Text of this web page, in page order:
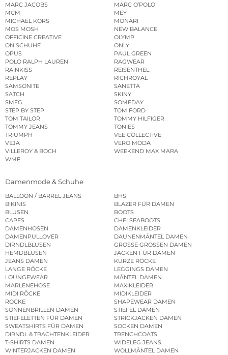
MARC JACOBS
MARC O’POLO
MCM
MEY
MICHAEL KORS
MONARI
MOS MOSH
NEW BALANCE
OFFICINE CREATIVE
OLYMP
ON SCHUHE
ONLY
OPUS
PAUL GREEN
POLO RALPH LAUREN
RAGWEAR
RAINKISS
REISENTHEL
REPLAY
RICHROYAL
SAMSONITE
SANETTA
SATCH
SKINY
SMEG
SOMEDAY
STEP BY STEP
TOM FORD
TOM TAILOR
TOMMY HILFIGER
TOMMY JEANS
TONIES
TRIUMPH
VEE COLLECTIVE
VEJA
VERO MODA
VILLEROY & BOCH
WEEKEND MAX MARA
WMF
Damenmode & Schuhe
BALLOON / BARREL JEANS
BHS
BIKINIS
BLAZER FÜR DAMEN
BLUSEN
BOOTS
CAPES
CHELSEABOOTS
DAMENHOSEN
DAMENKLEIDER
DAMENPULLOVER
DAUNENMÄNTEL DAMEN
DIRNDLBLUSEN
GROSSE GRÖSSEN DAMEN
HEMDBLUSEN
JACKEN FÜR DAMEN
JEANS DAMEN
KURZE RÖCKE
LANGE RÖCKE
LEGGINGS DAMEN
LOUNGEWEAR
MÄNTEL DAMEN
MARLENEHOSE
MAXIKLEIDER
MIDI RÖCKE
MIDIKLEIDER
RÖCKE
SHAPEWEAR DAMEN
SONNENBRILLEN DAMEN
STIEFEL DAMEN
STIEFELETTEN FÜR DAMEN
STRICKJACKEN DAMEN
SWEATSHIRTS FÜR DAMEN
SOCKEN DAMEN
DIRNDL & TRACHTENKLEIDER
TRENCHCOATS
T-SHIRTS DAMEN
WIDELEG JEANS
WINTERJACKEN DAMEN
WOLLMÄNTEL DAMEN